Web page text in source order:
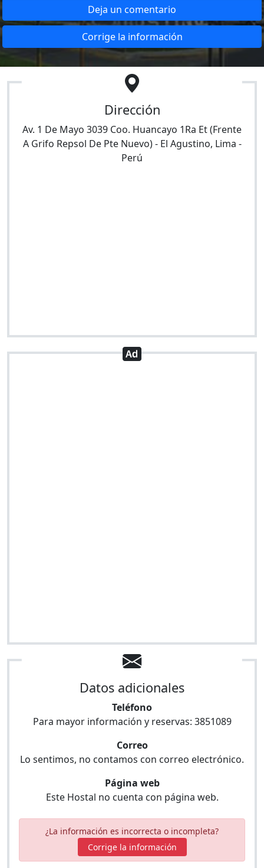
Deja un comentario
Corrige la información
Dirección
Av. 1 De Mayo 3039 Coo. Huancayo 1Ra Et (Frente
A Grifo Repsol De Pte Nuevo)- El Agustino, Lima -
Perú
Datos adicionales
Teléfono
Para mayor información y reservas: 3851089
Correo
Lo sentimos, no contamos con correo electrónico.
Página web
Este Hostal no cuenta con página web.
¿La información es incorrecta o incompleta?
Corrige la información